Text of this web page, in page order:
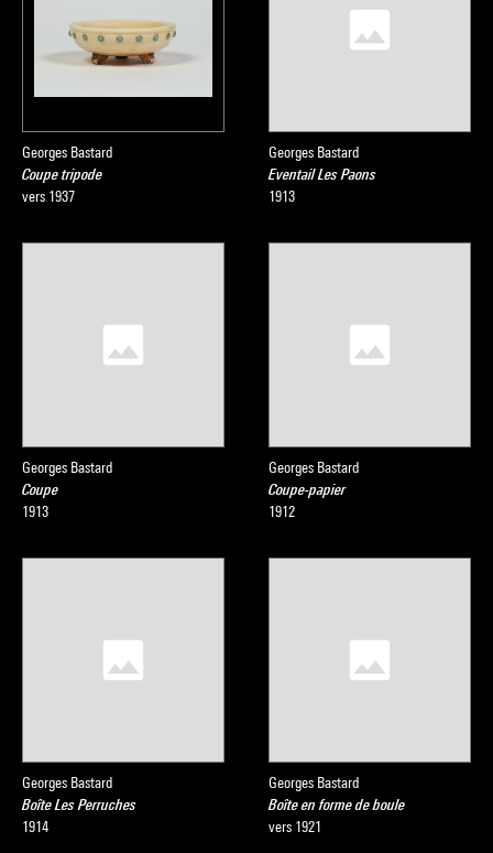
Georges Bastard
Coupe tripode
vers 1937
Georges Bastard
Eventail Les Paons
1913
Georges Bastard
Coupe
1913
Georges Bastard
Coupe-papier
1912
Georges Bastard
Boîte Les Perruches
1914
Georges Bastard
Boîte en forme de boule
vers 1921